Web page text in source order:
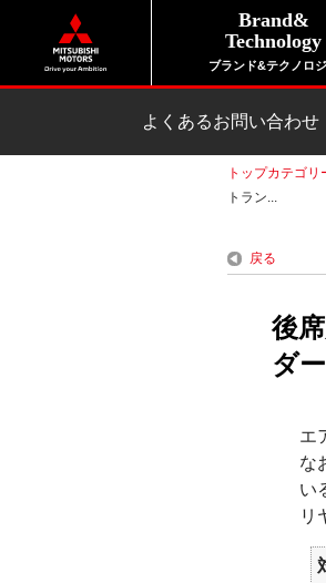
Brand&
Technology
ブランド&テクノロ
よくあるお問い合わせ
トップカテゴリ
トラン...
戻る
後
ダ
エ
な
い
リ